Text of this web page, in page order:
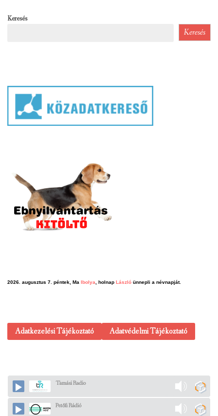
Keresés
Keresés
2026. augusztus 7. péntek, Ma Ibolya , holnap László ünnepli a névnapját.
Adatkezelési Tájékoztató Adatvédelmi Tájékoztató
Tamási Radio
Petőfi Rádió